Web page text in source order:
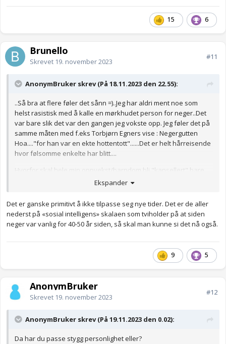
15 6
Brunello
Skrevet 19. november 2023
#11
AnonymBruker skrev (På 18.11.2023 den 22.55):
..Så bra at flere føler det sånn =)..Jeg har aldri ment noe som
helst rasistisk med å kalle en mørkhudet person for neger..Det
var bare slik det var den gangen jeg vokste opp. Jeg føler det på
samme måten med f.eks Torbjørn Egners vise : Negergutten
Hoa...."for han var en ekte hottentott"......Det er helt hårreisende
hvor følsomme enkelte har blitt....
Hvorfor skal hele min oppvekst/barndom bli "kansellert" bare
fordi jeg var så "uheldig" å bli født inn i 80-tallet? Min oppvekst
Anonymkode: 7378b...c2c
Ekspander
Det er ganske primitivt å ikke tilpasse seg nye tider. Det er de aller
nederst på «sosial intelligens» skalaen som tviholder på at siden
neger var vanlig for 40-50 år siden, så skal man kunne si det nå også.
9 5
AnonymBruker
Skrevet 19. november 2023
#12
AnonymBruker skrev (På 19.11.2023 den 0.02):
Da har du passe stygg personlighet eller?